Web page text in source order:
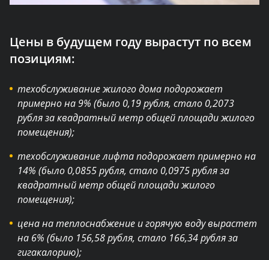
Цены в будущем году вырастут по всем
позициям:
техобслуживание жилого дома подорожает
примерно на 9% (было 0,19 рубля, стало 0,2073
рубля за квадратный метр общей площади жилого
помещения);
техобслуживание лифта подорожает примерно на
14% (было 0,0855 рубля, стало 0,0975 рубля за
квадратный метр общей площади жилого
помещения);
цена на теплоснабжение и горячую воду вырастет
на 6% (было 156,58 рубля, стало 166,34 рубля за
гигакалорию);